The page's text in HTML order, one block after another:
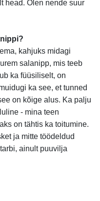
head. Olen nende suur
kahjuks midagi
salanipp, mis teeb
ka füüsiliselt, on
ka see, et tunned
on kõige alus. Ka palju
- mina teen
on tähtis ka toitumine.
ja mitte töödeldud
ainult puuvilja